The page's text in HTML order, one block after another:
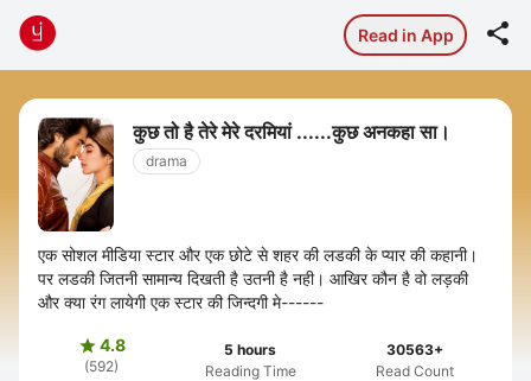
Read in App 
कुछ तो है तेरे मेरे दरमियां ......कुछ अनकहा सा।
drama
एक सोशल मीडिया स्टार और एक छोटे से शहर की लडकी के प्यार की कहानी।
पर लडकी जितनी सामान्य दिखती है उतनी है नही। आखिर कौन है वो लड़की
और क्या रंग लायेगी एक स्टार की जिन्दगी मे------
4.8
(592)
5 hours
Reading Time
30563+
Read Count